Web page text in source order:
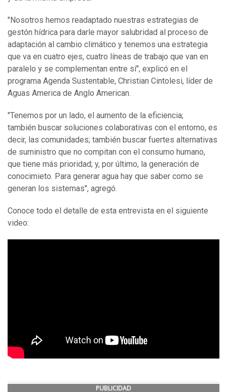
"Nosotros hemos readaptado nuestras estrategias de
gestón hídrica para darle mayor salubridad al proceso de
adaptación al cambio climático y tenemos una estrategia
que va en cuatro ejes, cuatro líneas de trabajo que van en
paralelo y se complementan entre sí", explicó en el
programa Agenda Sustentable, Christian Cintolesi, líder de
Aguas America de Anglo American.
"Tenemos por un lado, el aumento de la eficiencia;
también buscar soluciones colaborativas con el entorno, es
decir, las comunidades; también buscar fuertes alternativas
de suministro que no compitan con el consumo humano,
que tiene más prioridad; y, por último, la generación de
conocimieto. Para generar agua hay que saber como se
generan los sistemas", agregó.
Conoce todo el detalle de esta entrevista en el siguiente
video:
PUBLICIDAD